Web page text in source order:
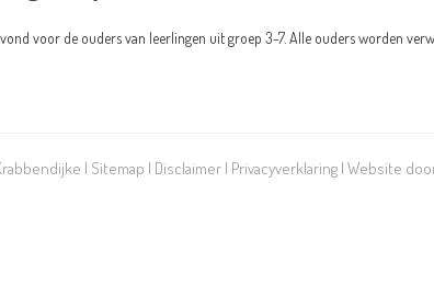
voor de ouders van leerlingen uit groep 3-7. Alle ouders worden
| Sitemap | Disclaimer | Privacyverklaring | Website